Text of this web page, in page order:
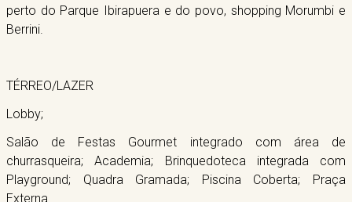
perto do Parque Ibirapuera e do povo, shopping Morumbi e
Berrini.
TÉRREO/LAZER
Lobby;
Salão de Festas Gourmet integrado com área de
churrasqueira; Academia; Brinquedoteca integrada com
Playground; Quadra Gramada; Piscina Coberta; Praça
Externa.